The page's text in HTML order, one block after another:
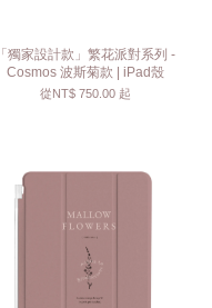
「獨家設計款」繁花派對系列 -
Cosmos 波斯菊款 | iPad殼
從NT$ 750.00 起